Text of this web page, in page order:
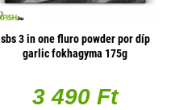
sbs 3 in one fluro powder por díp
garlic fokhagyma 175g
3 490 Ft